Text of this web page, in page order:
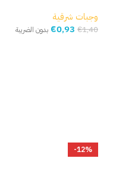
وجبات شرقية
€1,40
€0,93 بدون الضريبة
-12%